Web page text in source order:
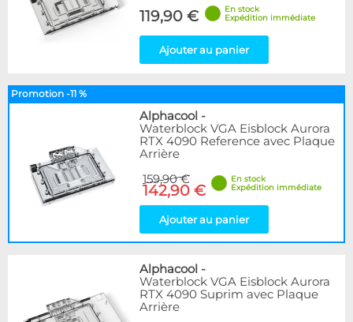
119,90 €
En stock
Expédition immédiate
Ajouter au panier
Promotion -11 %
Alphacool -
Waterblock VGA Eisblock Aurora
RTX 4090 Reference avec Plaque
Arrière
159,90 €
142,90 €
En stock
Expédition immédiate
Ajouter au panier
Alphacool -
Waterblock VGA Eisblock Aurora
RTX 4090 Suprim avec Plaque
Arrière